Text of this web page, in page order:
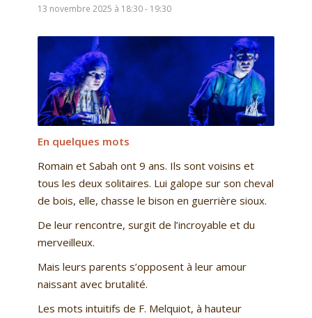
13 novembre 2025 à 18:30- 19:30
En quelques mots
Romain et Sabah ont 9 ans. Ils sont voisins et
tous les deux solitaires. Lui galope sur son cheval
de bois, elle, chasse le bison en guerrière sioux.
De leur rencontre, surgit de l’incroyable et du
merveilleux.
Mais leurs parents s’opposent à leur amour
naissant avec brutalité.
Les mots intuitifs de F. Melquiot, à hauteur